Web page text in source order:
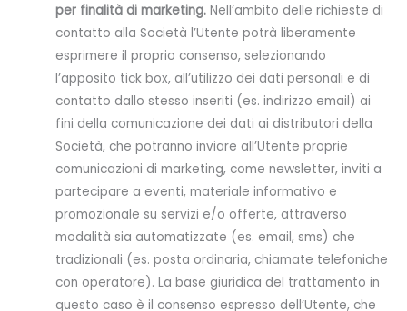
per finalità di marketing. Nell’ambito delle richieste di
contatto alla Società l’Utente potrà liberamente
esprimere il proprio consenso, selezionando
l’apposito tick box, all’utilizzo dei dati personali e di
contatto dallo stesso inseriti (es. indirizzo email) ai
fini della comunicazione dei dati ai distributori della
Società, che potranno inviare all’Utente proprie
comunicazioni di marketing, come newsletter, inviti a
partecipare a eventi, materiale informativo e
promozionale su servizi e/o offerte, attraverso
modalità sia automatizzate (es. email, sms) che
tradizionali (es. posta ordinaria, chiamate telefoniche
con operatore). La base giuridica del trattamento in
questo caso è il consenso espresso dell’Utente, che